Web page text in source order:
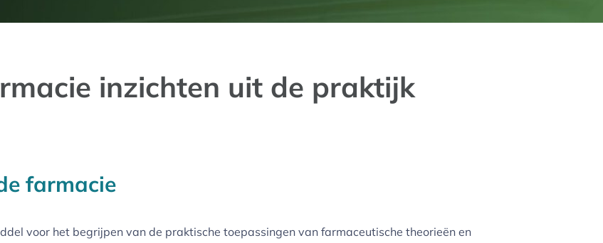
inzichten uit de praktijk
farmacie
voor het begrijpen van de praktische toepassingen van farmaceutische theorieën en